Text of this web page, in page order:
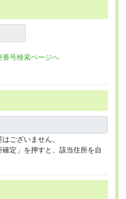
番号検索ページへ
ございません。
定」を押すと、該当住所を自